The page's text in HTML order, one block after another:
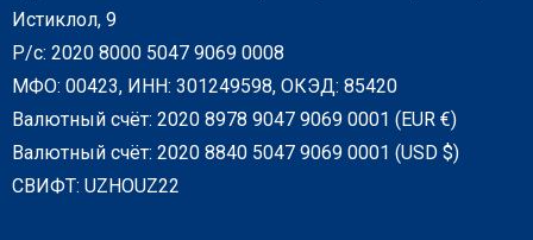
Истиклол, 9
Р/с: 2020 8000 5047 9069 0008
МФО: 00423, ИНН: 301249598, ОКЭД: 85420
Валютный счёт: 2020 8978 9047 9069 0001 (EUR €)
Валютный счёт: 2020 8840 5047 9069 0001 (USD $)
СВИФТ: UZHOUZ22